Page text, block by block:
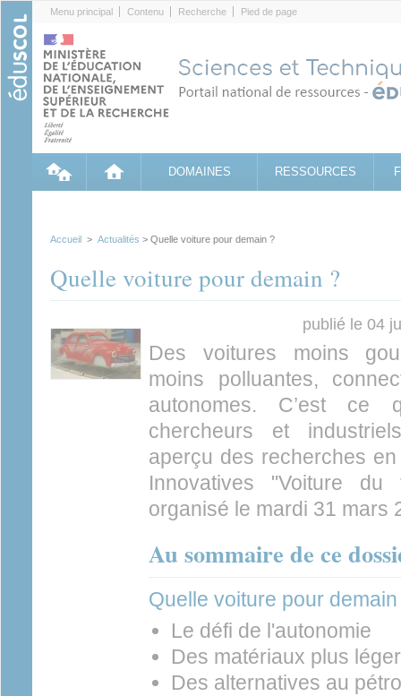
Menu principal Contenu Recherche Pied de page
DOMAINES RESSOURCES
Accueil > Actualités > Quelle voiture pour demain ?
Quelle voiture pour demain ?
publié le 04
Des voitures moins
moins polluantes,
autonomes. C’est ce
chercheurs et
aperçu des recherches
Innovatives "Voiture du
organisé le mardi 31 mars
Au sommaire de ce
Quelle voiture pour
Le défi de l'autonomie
Des matériaux plus
Des alternatives au